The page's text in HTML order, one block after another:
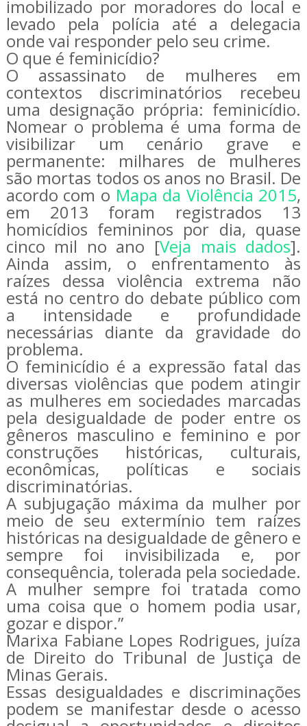
imobilizado por moradores do local e
levado pela polícia até a delegacia
onde vai responder pelo seu crime.
O que é feminicídio?
O assassinato de mulheres em
contextos discriminatórios recebeu
uma designação própria: feminicídio.
Nomear o problema é uma forma de
visibilizar um cenário grave e
permanente: milhares de mulheres
são mortas todos os anos no Brasil. De
acordo com o Mapa da Violência 2015,
em 2013 foram registrados 13
homicídios femininos por dia, quase
cinco mil no ano [Veja mais dados].
Ainda assim, o enfrentamento às
raízes dessa violência extrema não
está no centro do debate público com
a intensidade e profundidade
necessárias diante da gravidade do
problema.
O feminicídio é a expressão fatal das
diversas violências que podem atingir
as mulheres em sociedades marcadas
pela desigualdade de poder entre os
gêneros masculino e feminino e por
construções históricas, culturais,
econômicas, políticas e sociais
discriminatórias.
A subjugação máxima da mulher por
meio de seu extermínio tem raízes
históricas na desigualdade de gênero e
sempre foi invisibilizada e, por
consequência, tolerada pela sociedade.
A mulher sempre foi tratada como
uma coisa que o homem podia usar,
gozar e dispor.”
Marixa Fabiane Lopes Rodrigues, juíza
de Direito do Tribunal de Justiça de
Minas Gerais.
Essas desigualdades e discriminações
podem se manifestar desde o acesso